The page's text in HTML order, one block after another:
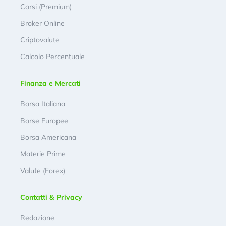
Corsi (Premium)
Broker Online
Criptovalute
Calcolo Percentuale
Finanza e Mercati
Borsa Italiana
Borse Europee
Borsa Americana
Materie Prime
Valute (Forex)
Contatti & Privacy
Redazione